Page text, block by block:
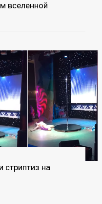
вселенной
стриптиз на